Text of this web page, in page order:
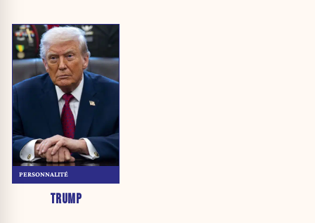
TRUMP
PERSONNALITÉ